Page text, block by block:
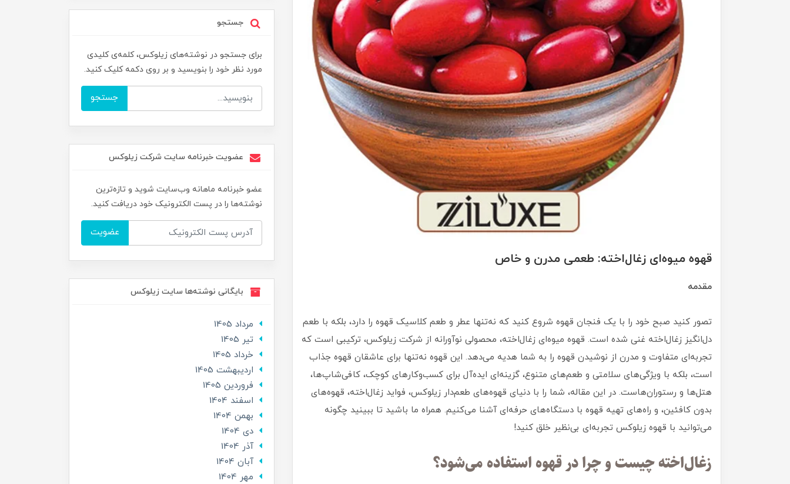
قهوه میوه‌ای زغال‌اخته: طعمی مدرن و خاص
مقدمه
تصور کنید صبح خود را با یک فنجان قهوه شروع کنید که نه‌تنها عطر و طعم کلاسیک قهوه را دارد، بلکه با طعم
دل‌انگیز زغال‌اخته غنی شده است. قهوه میوه‌ای زغال‌اخته، محصولی نوآورانه از شرکت زیلوکس، ترکیبی است که
تجربه‌ای متفاوت و مدرن از نوشیدن قهوه را به شما هدیه می‌دهد. این قهوه نه‌تنها برای عاشقان قهوه جذاب
است، بلکه با ویژگی‌های سلامتی و طعم‌های متنوع، گزینه‌ای ایده‌آل برای کسب‌وکارهای کوچک، کافی‌شاپ‌ها،
هتل‌ها و رستوران‌هاست. در این مقاله، شما را با دنیای قهوه‌های طعم‌دار زیلوکس، فواید زغال‌اخته، قهوه‌های
بدون کافئین، و راه‌های تهیه قهوه با دستگاه‌های حرفه‌ای آشنا می‌کنیم. همراه ما باشید تا ببینید چگونه
می‌توانید با قهوه زیلوکس تجربه‌ای بی‌نظیر خلق کنید!
زغال‌اخته چیست و چرا در قهوه استفاده می‌شود؟
جستجو
برای جستجو در نوشته‌های زیلوکس، کلمه‌ی کلیدی
مورد نظر خود را بنویسید و بر روی دکمه کلیک کنید.
جستجو
عضویت خبرنامه سایت شرکت زیلوکس
عضو خبرنامه ماهانه وب‌سایت شوید و تازه‌ترین
نوشته‌ها را در پست الکترونیک خود دریافت کنید.
عضویت
بایگانی نوشته‌ها سایت زیلوکس
مرداد 1405
تير 1405
خرداد 1405
ارديبهشت 1405
فروردین 1405
اسفند 1404
بهمن 1404
دی 1404
آذر 1404
آبان 1404
مهر 1404